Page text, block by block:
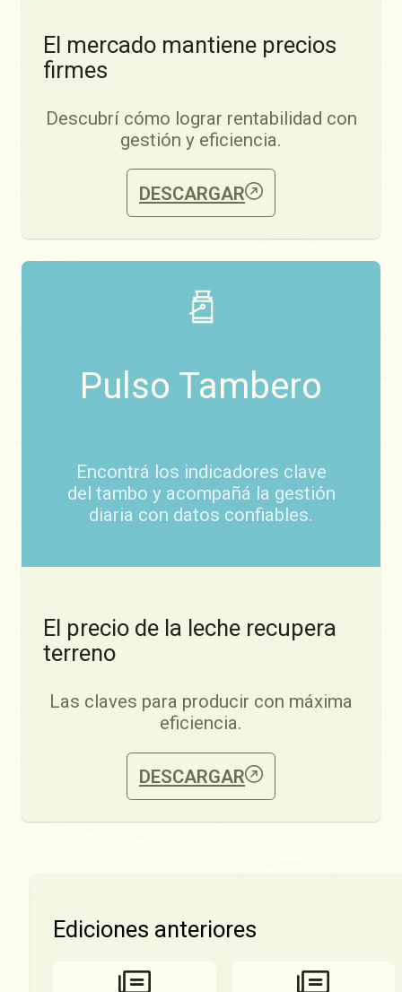
El mercado mantiene precios
firmes
Descubrí cómo lograr rentabilidad con
gestión y eficiencia.
DESCARGAR
Pulso Tambero
Encontrá los indicadores clave
del tambo y acompañá la gestión
diaria con datos confiables.
El precio de la leche recupera
terreno
Las claves para producir con máxima
eficiencia.
DESCARGAR
Ediciones anteriores